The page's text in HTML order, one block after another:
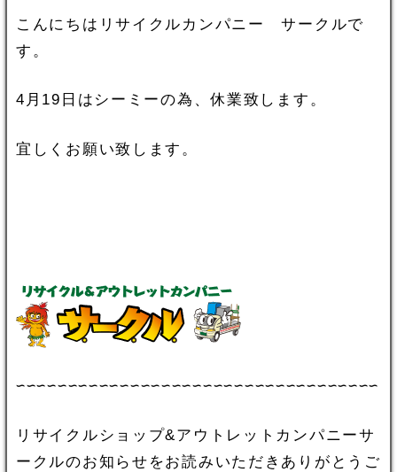
こんにちはリサイクルカンパニー サークルで
す。
4月19日はシーミーの為、休業致します。
宜しくお願い致します。
∽∽∽∽∽∽∽∽∽∽∽∽∽∽∽∽∽∽∽∽∽∽∽∽∽∽∽∽∽∽∽∽∽∽∽
リサイクルショップ&アウトレットカンパニーサ
ークルのお知らせをお読みいただきありがとうご